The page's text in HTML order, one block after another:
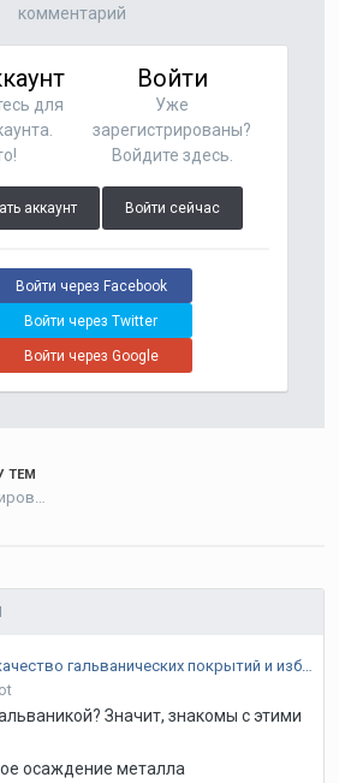
комментарий
для
аккаунт
Войти
Уже
зарегистрированы?
Войдите здесь.
Войти сейчас
Войти через Facebook
Войти через Twitter
Войти через Google
ТЕМ
Как повысить качество гальванических покрытий и избавиться от брака?
Значит, знакомы с этими
осаждение металла